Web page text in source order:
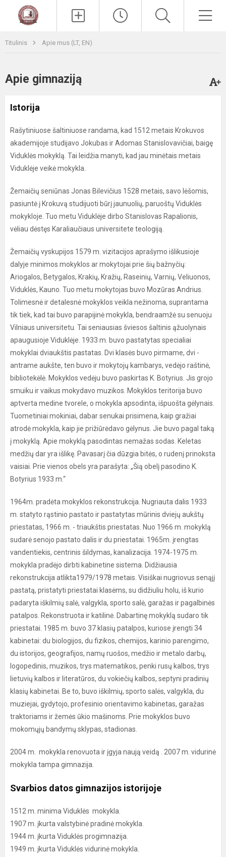
Titulinis Apie mus (LT, EN)
Apie gimnaziją
Istorija
Rašytiniuose šaltiniuose randama, kad 1512 metais Krokuvos
akademijoje studijavo Jokubas ir Adomas Stanislovavičiai, baigę
Viduklės mokyklą. Tai leidžia manyti, kad jau minėtais metais
Viduklėje veikė mokykla.
Žemaičių seniūnas Jonas Bilevičius 1528 metais, savo lėšomis,
pasiuntė į Krokuvą studijuoti būrį jaunuolių, paruoštų Viduklės
mokykloje. Tuo metu Viduklėje dirbo Stanislovas Rapalionis,
vėliau dėstęs Karaliaučiaus universitete teologiją.
Žemaičių vyskupijos 1579 m. vizitacijos aprašymo išlikusioje
dalyje minimos mokyklos ar mokytojai prie šių bažnyčių:
Ariogalos, Betygalos, Krakių, Kražių, Raseinių, Varnių, Veliuonos,
Viduklės, Kauno. Tuo metu mokytojas buvo Mozūras Andrius.
Tolimesnė ir detalesnė mokyklos veikla nežinoma, suprantama
tik tiek, kad tai buvo parapijinė mokykla, bendraamžė su senuoju
Vilniaus universitetu. Tai seniausias šviesos šaltinis ąžuolynais
apaugusioje Viduklėje. 1933 m. buvo pastatytas specialiai
mokyklai dviaukštis pastatas. Dvi klasės buvo pirmame, dvi -
antrame aukšte, ten buvo ir mokytojų kambarys, vedėjo raštinė,
bibliotekėlė. Mokyklos vedėju buvo paskirtas K. Botyrius. Jis grojo
smuiku ir vaikus mokydavo muzikos. Mokyklos teritorija buvo
aptverta medine tvorele, o mokykla apsodinta, išpuošta gėlynais.
Tuometiniai mokiniai, dabar senukai prisimena, kaip gražiai
atrodė mokykla, kaip jie prižiūrėdavo gėlynus. Jie buvo pagal taką
į mokyklą. Apie mokyklą pasodintas nemažas sodas. Keletas
medžių dar yra išlikę. Pavasarį čia dūzgia bitės, o rudenį prinoksta
vaisiai. Prie vienos obels yra parašyta: „Šią obelį pasodino K.
Botyrius 1933 m.“
1964m. pradėta mokyklos rekonstrukcija. Nugriauta dalis 1933
m. statyto rąstinio pastato ir pastatytas mūrinis dviejų aukštų
priestatas, 1966 m. - triaukštis priestatas. Nuo 1966 m. mokyklą
sudarė senojo pastato dalis ir du priestatai. 1965m. įrengtas
vandentiekis, centrinis šildymas, kanalizacija. 1974-1975 m.
mokykla pradėjo dirbti kabinetine sistema. Didžiausia
rekonstrukcija atlikta1979/1978 metais. Visiškai nugriovus senąjį
pastatą, pristatyti priestatai klasėms, su didžiuliu holu, iš kurio
padaryta iškilmių salė, valgykla, sporto salė, garažas ir pagalbinės
patalpos. Rekonstruota ir katilinė. Dabartinę mokyklą sudaro tik
priestatai. 1985 m. buvo 37 klasių patalpos, kuriose įrengti 34
kabinetai: du biologijos, du fizikos, chemijos, karinio parengimo,
du istorijos, geografijos, namų ruošos, medžio ir metalo darbų,
logopedinis, muzikos, trys matematikos, penki rusų kalbos, trys
lietuvių kalbos ir literatūros, du vokiečių kalbos, septyni pradinių
klasių kabinetai. Be to, buvo iškilmių, sporto salės, valgykla, du
muziejai, gydytojo, profesinio orientavimo kabinetas, garažas
traktoriams ir žemės ūkio mašinoms. Prie mokyklos buvo
mokomųjų bandymų sklypas, stadionas.
2004 m. mokykla renovuota ir įgyja naują veidą . 2007 m. vidurinė
mokykla tampa gimnazija.
Svarbios datos gimnazijos istorijoje
1512 m. minima Viduklės mokykla.
1907 m. įkurta valstybinė pradinė mokykla.
1944 m. įkurta Viduklės progimnazija.
1949 m. įkurta Viduklės vidurinė mokykla.